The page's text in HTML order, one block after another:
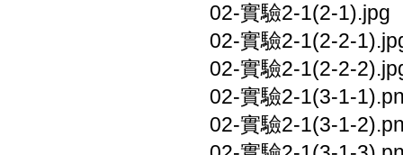
02-實驗2-1(2-1).jpg
02-實驗2-1(2-2-
02-實驗2-1(2-2-
02-實驗2-1(3-1-
02-實驗2-1(3-1-